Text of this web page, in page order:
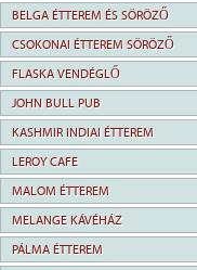
BELGA ÉTTEREM ÉS SÖRÖZŐ
CSOKONAI ÉTTEREM SÖRÖZŐ
FLASKA VENDÉGLŐ
JOHN BULL PUB
KASHMIR INDIAI ÉTTEREM
LEROY CAFE
MALOM ÉTTEREM
MELANGE KÁVÉHÁZ
PÁLMA ÉTTEREM